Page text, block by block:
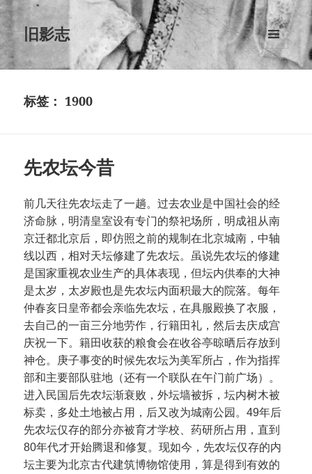
旧影志
菜单和
挂件
标签： 1900
先农坛今昔
前几天往先农坛走了一趟。过去农业是中国社会的经
济命脉，明清皇室设有专门的祭祀场所，明成祖从南
京迁都北京后，即仿照之前的规制在北京城南，中轴
线以西，相对天坛修建了先农坛。虽说先农坛的修建
是国家重视农业生产的具体表现，但坛内供奉的大神
是太岁，太岁殿也是先农坛内面积最大的院落。每年
仲春亥日皇帝都会亲临先农坛，在具服殿换了衣服，
去自己的一亩三分地劳作，行籍田礼，然后去庆成宫
庆祝一下。籍田收获的粮食会在收谷亭晾晒后存放到
神仓。庚子事变的时候先农坛为美军所占，作为指挥
部和主要部队驻地（还有一个联队在午门前广场）。
进入民国后先农坛渐衰败，外坛墙被拆，坛内树木被
标卖，多处土地被占用，后又改为城南公园。49年后
先农坛仅存的部分亦被育才学校、药研所占用，直到
80年代才开始腾退和修复。现如今，先农坛仅存的内
坛主要为北京古代建筑博物馆使用，算是得到有效的